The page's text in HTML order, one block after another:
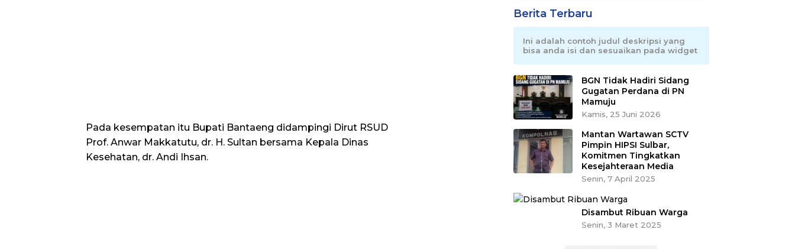
Pada kesempatan itu Bupati Bantaeng didampingi Dirut RSUD
Prof. Anwar Makkatutu, dr. H. Sultan bersama Kepala Dinas
Kesehatan, dr. Andi Ihsan.
Berita Terbaru
Ini adalah contoh judul deskripsi yang
bisa anda isi dan sesuaikan pada widget
BGN Tidak Hadiri Sidang
Gugatan Perdana di PN
Mamuju
Kamis, 25 Juni 2026
Mantan Wartawan SCTV
Pimpin HIPSI Sulbar,
Komitmen Tingkatkan
Kesejahteraan Media
Senin, 7 April 2025
Disambut Ribuan Warga
Senin, 3 Maret 2025